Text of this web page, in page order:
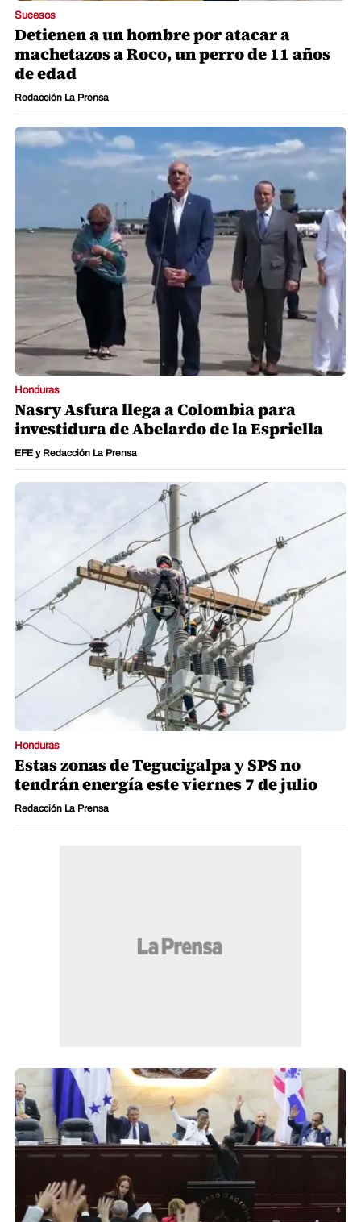
Sucesos
Detienen a un hombre por atacar a
machetazos a Roco, un perro de 11 años
de edad
Redacción La Prensa
Honduras
Nasry Asfura llega a Colombia para
investidura de Abelardo de la Espriella
EFE y Redacción La Prensa
Honduras
Estas zonas de Tegucigalpa y SPS no
tendrán energía este viernes 7 de julio
Redacción La Prensa